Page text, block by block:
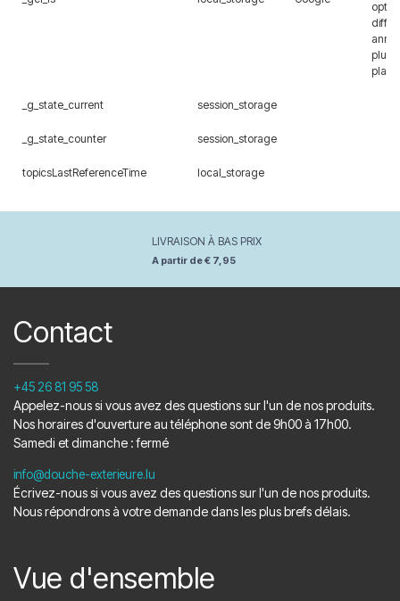
_g_state_current session_storage
_g_state_counter session_storage
topicsLastReferenceTime local_storage
LIVRAISON À BAS PRIX
A partir de € 7,95
Contact
+45 26 81 95 58
Appelez-nous si vous avez des questions sur l'un de nos produits.
Nos horaires d'ouverture au téléphone sont de 9h00 à 17h00.
Samedi et dimanche : fermé
info@douche-exterieure.lu
Écrivez-nous si vous avez des questions sur l'un de nos produits.
Nous répondrons à votre demande dans les plus brefs délais.
Vue d'ensemble